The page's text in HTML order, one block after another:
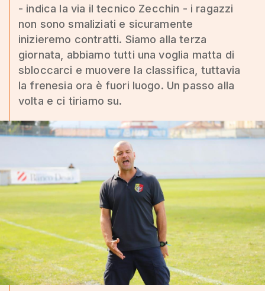
- indica la via il tecnico Zecchin - i ragazzi
non sono smaliziati e sicuramente
inizieremo contratti. Siamo alla terza
giornata, abbiamo tutti una voglia matta di
sbloccarci e muovere la classifica, tuttavia
la frenesia ora è fuori luogo. Un passo alla
volta e ci tiriamo su.